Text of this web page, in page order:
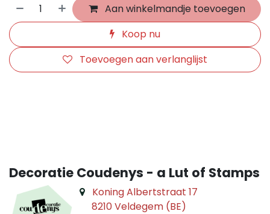
Aan winkelmandje toevoegen
Koop nu
Toevoegen aan verlanglijst
Decoratie Coudenys - a Lut of Stamps
Koning Albertstraat 17
8210 Veldegem (BE)